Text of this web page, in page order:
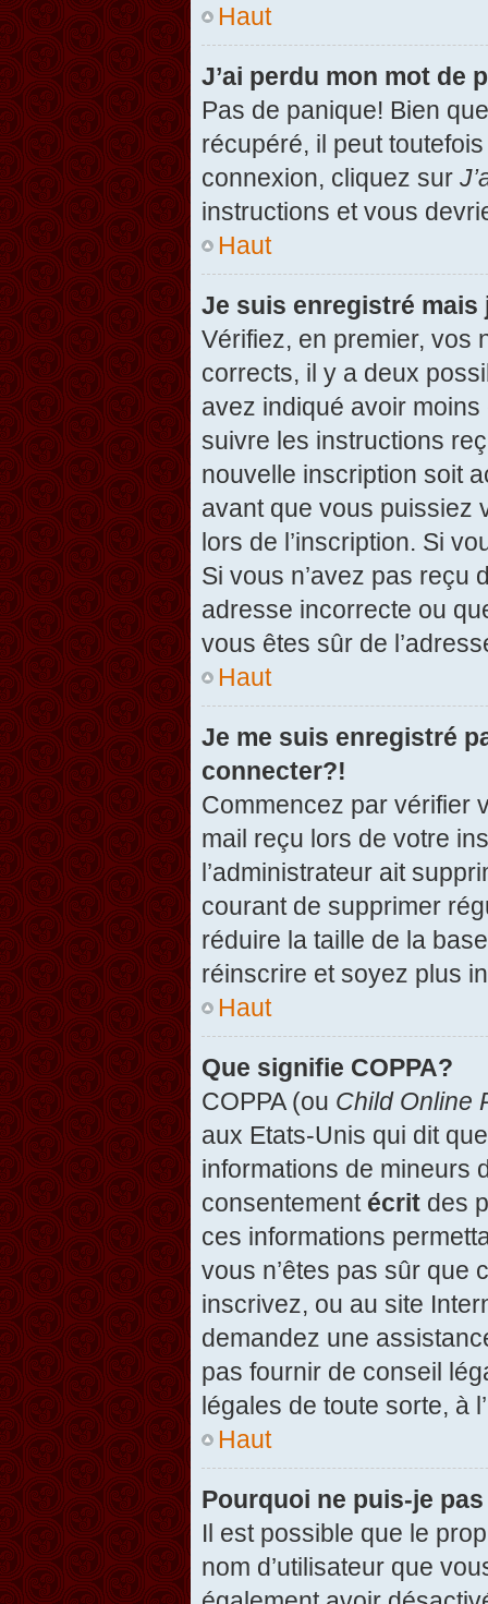
Haut
J’ai perdu mon mot de
Pas de panique! Bien
récupéré, il peut
connexion, cliquez sur
instructions et vous
Haut
Je suis enregistré mais
Vérifiez, en premier, vos
corrects, il y a deux
avez indiqué avoir
suivre les instructions
nouvelle inscription soit
avant que vous puissiez
lors de l’inscription. Si
Si vous n’avez pas reçu
adresse incorrecte ou
vous êtes sûr de
Haut
Je me suis enregistré
connecter?!
Commencez par vérifier
mail reçu lors de votre
l’administrateur ait
courant de supprimer
réduire la taille de la
réinscrire et soyez plus
Haut
Que signifie COPPA?
COPPA (ou Child Online
aux Etats-Unis qui dit
informations de mineurs
consentement écrit des
ces informations
vous n’êtes pas sûr que
inscrivez, ou au site
demandez une
pas fournir de conseil
légales de toute sorte, à
Haut
Pourquoi ne puis-je
Il est possible que le
nom d’utilisateur que